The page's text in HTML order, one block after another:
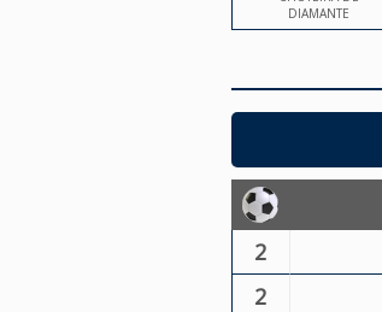
DIAMANTE
2
2